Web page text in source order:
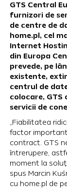
GTS Central
furnizori de
de centre de
home.pl, cel
Internet
din Europa
prevede, pe
existente,
centrul de
colocare,
servicii de
„Fiabilitatea
factor
contract. GTS
întrerupere,
moment la
spus Marcin
cu home.pl de